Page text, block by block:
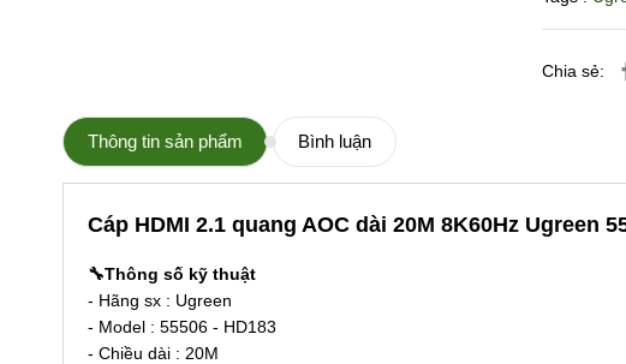
Chia sẻ:
Thông tin sản phẩm Bình luận
Cáp HDMI 2.1 quang AOC dài 20M 8K60Hz Ugreen
🔧Thông số kỹ thuật
- Hãng sx : Ugreen
- Model : 55506 - HD183
- Chiều dài : 20M